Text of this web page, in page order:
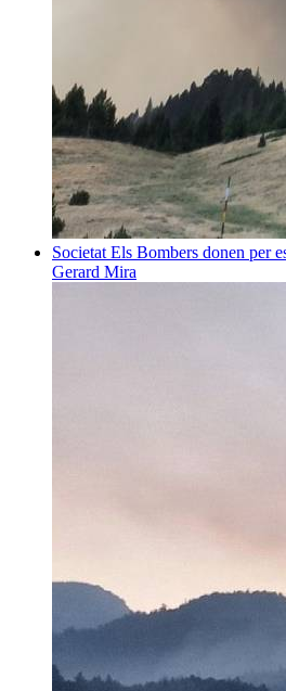
Societat Els Bombers donen per
Gerard Mira